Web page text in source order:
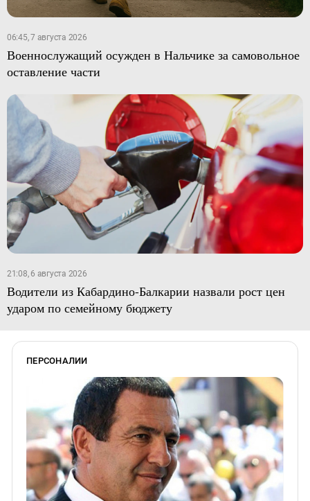
06:45, 7 августа 2026
Военнослужащий осужден в Нальчике за самовольное
оставление части
21:08, 6 августа 2026
Водители из Кабардино-Балкарии назвали рост цен
ударом по семейному бюджету
ПЕРСОНАЛИИ